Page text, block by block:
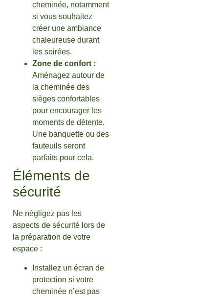
cheminée, notamment
si vous souhaitez
créer une ambiance
chaleureuse durant
les soirées.
Zone de confort :
Aménagez autour de
la cheminée des
sièges confortables
pour encourager les
moments de détente.
Une banquette ou des
fauteuils seront
parfaits pour cela.
Éléments de
sécurité
Ne négligez pas les
aspects de sécurité lors de
la préparation de votre
espace :
Installez un écran de
protection si votre
cheminée n’est pas